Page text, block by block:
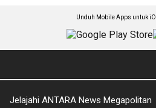
Unduh Mobile Apps untuk
Jelajahi ANTARA News Megapolitan